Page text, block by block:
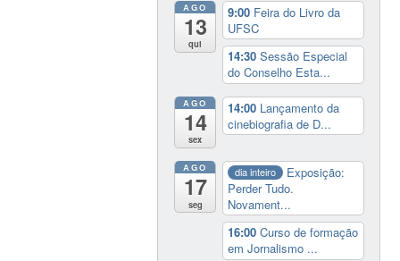
AGO
13
qui
9:00 Feira do Livro da
UFSC
14:30Sessão Especial
do Conselho Esta...
AGO
14
sex
14:00 Lançamento da
cinebiografia de D...
AGO
17
seg
dia inteiro
Exposição:
Perder Tudo.
Novament...
16:00Curso de formação
em Jornalismo ...